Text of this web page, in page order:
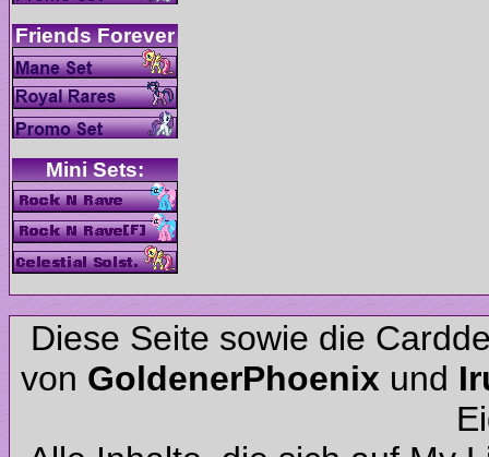
Diese Seite sowie die
von
und